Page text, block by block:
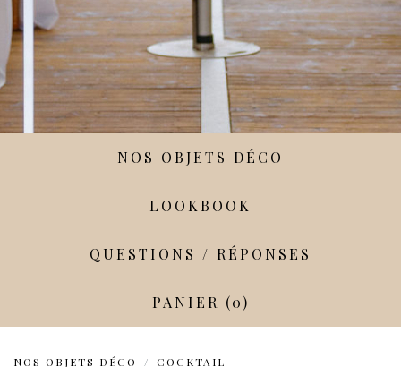
NOS OBJETS DÉCO
LOOKBOOK
QUESTIONS / RÉPONSES
PANIER (0)
NOS OBJETS DÉCO COCKTAIL